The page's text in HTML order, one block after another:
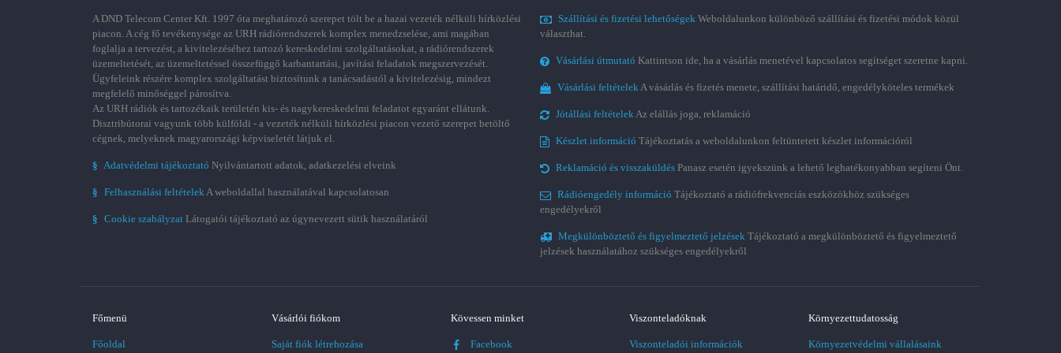
A DND Telecom Center Kft. 1997 óta meghatározó szerepet tölt be a hazai vezeték nélküli hírközlési
piacon. A cég fő tevékenysége az URH rádiórendszerek komplex menedzselése, ami magában
foglalja a tervezést, a kivitelezéséhez tartozó kereskedelmi szolgáltatásokat, a rádiórendszerek
üzemeltetését, az üzemeltetéssel összefüggő karbantartási, javítási feladatok megszervezését.
Ügyfeleink részére komplex szolgáltatást biztosítunk a tanácsadástól a kivitelezésig, mindezt
megfelelő minőséggel párosítva.
Az URH rádiók és tartozékaik területén kis- és nagykereskedelmi feladatot egyaránt ellátunk.
Disztribútorai vagyunk több külföldi - a vezeték nélküli hírközlési piacon vezető szerepet betöltő
cégnek, melyeknek magyarországi képviseletét látjuk el.
§ Adatvédelmi tájékoztató Nyilvántartott adatok, adatkezelési elveink
§ Felhasználási feltételekA weboldallal használatával kapcsolatosan
§ Cookie szabályzat Látogatói tájékoztató az úgynevezett sütik használatáról
Szállítási és fizetési lehetőségek Weboldalunkon különböző szállítási és fizetési módok közül
választhat.
Vásárlási útmutató Kattintson ide, ha a vásárlás menetével kapcsolatos segítséget szeretne kapni.
Vásárlási feltételekA vásárlás és fizetés menete, szállítási határidő, engedélyköteles termékek
Jótállási feltételekAz elállás joga, reklamáció
Készlet információ Tájékoztatás a weboldalunkon feltüntetett készlet információról
Reklamáció és visszaküldés Panasz esetén igyekszünk a lehető leghatékonyabban segíteni Önt.
Rádióengedély információ Tájékoztató a rádiófrekvenciás eszközökhöz szükséges
engedélyekről
Megkülönböztető és figyelmeztető jelzések Tájékoztató a megkülönböztető és figyelmeztető
jelzések használatához szükséges engedélyekről
Főmenü
Főoldal
Vásárlói fiókom
Saját fiók létrehozása
Kövessen minket
Facebook
Viszonteladóknak
Viszonteladói információk
Környezettudatosság
Környezetvédelmi vállalásaink